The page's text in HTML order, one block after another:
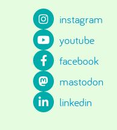
instagram
youtube
facebook
mastodon
linkedin